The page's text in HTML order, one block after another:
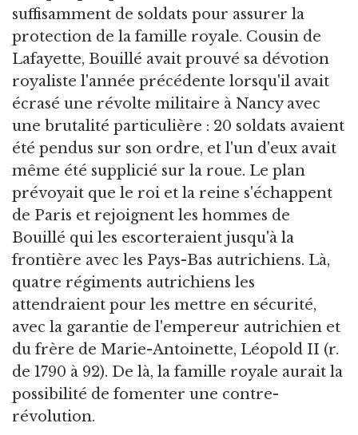
suffisamment de soldats pour assurer la
protection de la famille royale. Cousin de
Lafayette, Bouillé avait prouvé sa dévotion
royaliste l'année précédente lorsqu'il avait
écrasé une révolte militaire à Nancy avec
une brutalité particulière : 20 soldats avaient
été pendus sur son ordre, et l'un d'eux avait
même été supplicié sur la roue. Le plan
prévoyait que le roi et la reine s'échappent
de Paris et rejoignent les hommes de
Bouillé qui les escorteraient jusqu'à la
frontière avec les Pays-Bas autrichiens. Là,
quatre régiments autrichiens les
attendraient pour les mettre en sécurité,
avec la garantie de l'empereur autrichien et
du frère de Marie-Antoinette, Léopold II (r.
de 1790 à 92). De là, la famille royale aurait la
possibilité de fomenter une contre-
révolution.